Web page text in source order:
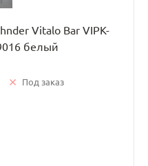
Vitalo Bar VIPK-
белый
Под заказ